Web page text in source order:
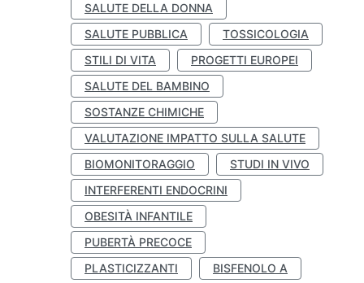
SALUTE DELLA DONNA
SALUTE PUBBLICA
TOSSICOLOGIA
STILI DI VITA
PROGETTI EUROPEI
SALUTE DEL BAMBINO
SOSTANZE CHIMICHE
VALUTAZIONE IMPATTO SULLA SALUTE
BIOMONITORAGGIO
STUDI IN VIVO
INTERFERENTI ENDOCRINI
OBESITÀ INFANTILE
PUBERTÀ PRECOCE
PLASTICIZZANTI
BISFENOLO A